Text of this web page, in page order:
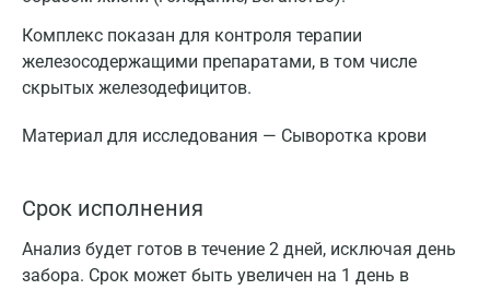
Комплекс показан для контроля терапии
железосодержащими препаратами, в том числе
скрытых железодефицитов.
Материал для исследования — Сыворотка крови
Срок исполнения
Анализ будет готов в течение 2 дней, исключая день
забора. Срок может быть увеличен на 1 день в